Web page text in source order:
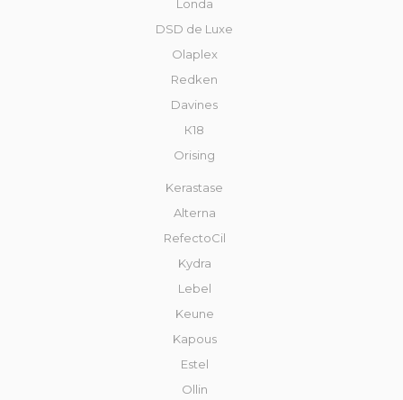
Londa
DSD de Luxe
Olaplex
Redken
Davines
К18
Orising
Kerastase
Alterna
RefectoCil
Kydra
Lebel
Keune
Kapous
Estel
Ollin